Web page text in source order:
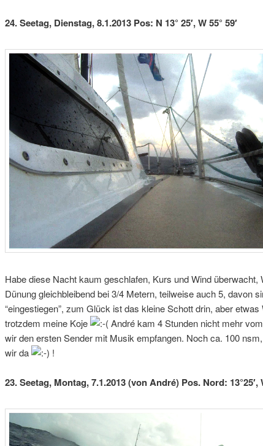
24. Seetag, Dienstag, 8.1.2013 Pos: N 13° 25′, W 55° 59′
Habe diese Nacht kaum geschlafen, Kurs und Wind überwacht,
Dünung gleichbleibend bei 3/4 Metern, teilweise auch 5, davon
“eingestiegen”, zum Glück ist das kleine Schott drin, aber
trotzdem meine Koje
André kam 4 Stunden nicht mehr
wir den ersten Sender mit Musik empfangen. Noch ca. 100
wir da
!
23. Seetag, Montag, 7.1.2013 (von André) Pos. Nord: 13°25′,